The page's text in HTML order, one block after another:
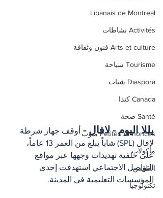
Libanais de Montreal
Activités نشاطات
Arts et culture فنون وثقافة
Tourisme سياحة
Diaspora شتات
Canada كندا
Santé صحة
Petites Annonces مبوب
مأكولات
الطقس
تكنولوجيا
يللا اليوم - لافال - أوقف جهاز شرطة
لافال (SPL) شاباً يبلغ من العمر 13 عاماً،
على خلفية تهديدات وجهها عبر مواقع
التواصل الاجتماعي استهدفت إحدى
المؤسسات التعليمية في المدينة.